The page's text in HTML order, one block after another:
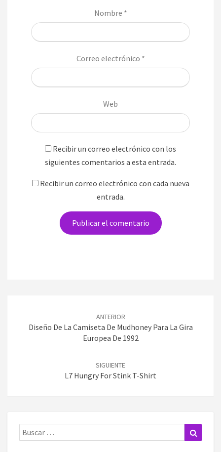
Nombre *
Correo electrónico *
Web
Recibir un correo electrónico con los
siguientes comentarios a esta entrada.
Recibir un correo electrónico con cada nueva
entrada.
entradas
ANTERIOR
Diseño De La Camiseta De Mudhoney Para La Gira
Europea De 1992
SIGUIENTE
L7 Hungry For Stink T-Shirt
Buscar: